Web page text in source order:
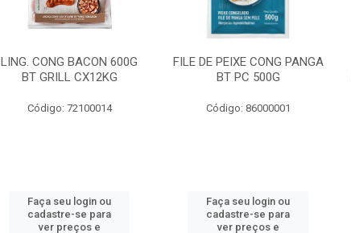
LING. CONG BACON 600G
BT GRILL CX12KG
Código: 72100014
Faça seu login ou
cadastre-se para
ver preços e
FILE DE PEIXE CONG PANGA
BT PC 500G
Código: 86000001
Faça seu login ou
cadastre-se para
ver preços e